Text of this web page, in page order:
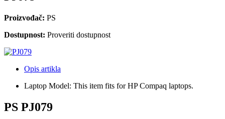
Proizvođač: PS
Dostupnost: Proveriti dostupnost
Opis artikla
Laptop Model: This item fits for HP Compaq laptops.
PS PJ079